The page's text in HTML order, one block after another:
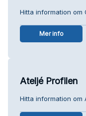
Hitta information om
Mer info
Ateljé Profilen
Hitta information om